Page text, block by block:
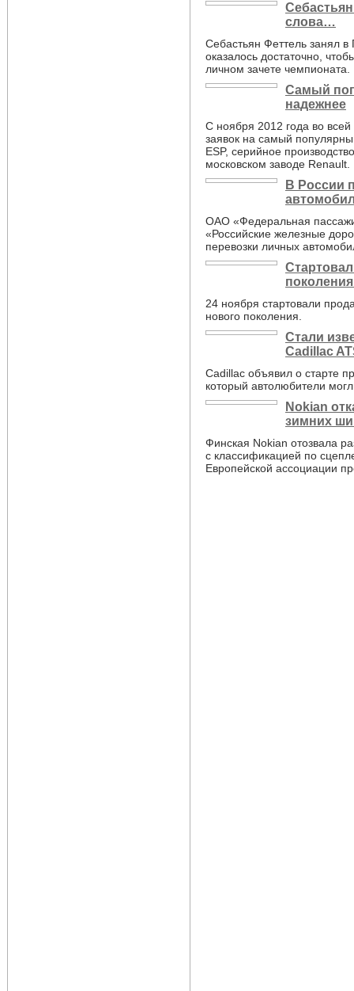
слова…
Себастьян Феттель занял
оказалось достаточно,
личном зачете чемпионата.
Самый
надежнее
С ноября 2012 года во
заявок на самый
ESP, серийное
московском заводе Renault.
В России
ОАО «Федеральная
«Российские железные
перевозки личных
24 ноября стартовали
нового поколения.
Стали
Cadillac
Cadillac объявил о старте
который автолюбители
Nokian
зимних
Финская Nokian отозвала
с классификацией по
Европейской ассоциации